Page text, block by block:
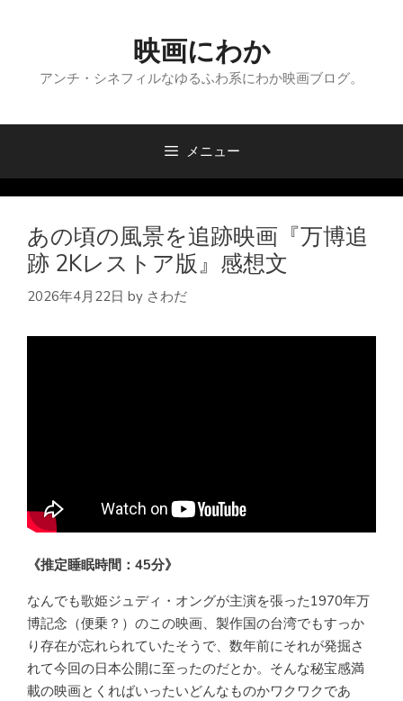
へ
映画にわか
アンチ・シネフィルなゆるふわ系にわか映画ブログ。
メニュー
あの頃の風景を追跡映画『万博追
跡 2Kレストア版』感想文
2026年4月22日 by さわだ
《推定睡眠時間：45分》
なんでも歌姫ジュディ・オングが主演を張った1970年万
博記念（便乗？）のこの映画、製作国の台湾でもすっか
り存在が忘れられていたそうで、数年前にそれが発掘さ
れて今回の日本公開に至ったのだとか。そんな秘宝感満
載の映画とくればいったいどんなものかワクワクであ